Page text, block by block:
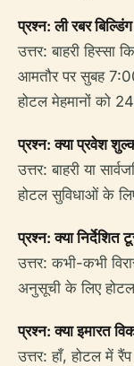
प्रश्न: ली रबर
उत्तर: बाहरी
आमतौर पर सुबह
होटल मेहमानों को
प्रश्न: क्या प्रवेश
उत्तर: बाहरी या
होटल सुविधाओं के
प्रश्न: क्या निर्देशित
उत्तर: कभी-कभी
अनुसूची के लिए
प्रश्न: क्या इमारत
उत्तर: हाँ, होटल में